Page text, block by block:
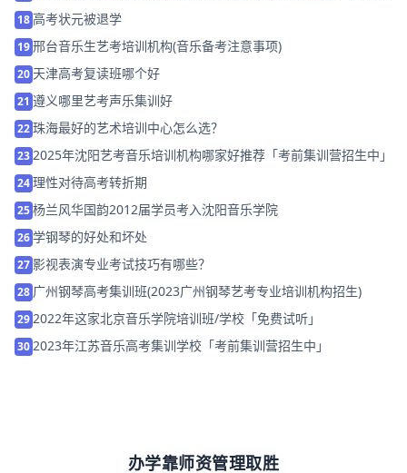
导」
18高考状元被退学
19邢台音乐生艺考培训机构(音乐备考注意事项)
20 天津高考复读班哪个好
21 遵义哪里艺考声乐集训好
22珠海最好的艺术培训中心怎么选？
23 2025年沈阳艺考音乐培训机构哪家好推荐「考前集训营招生中」
24理性对待高考转折期
25杨兰风华国韵2012届学员考入沈阳音乐学院
26学钢琴的好处和坏处
27 影视表演专业考试技巧有哪些？
28 广州钢琴高考集训班(2023广州钢琴艺考专业培训机构招生)
29 2022年这家北京音乐学院培训班/学校「免费试听」
30 2023年江苏音乐高考集训学校「考前集训营招生中」
办学靠师资管理取胜